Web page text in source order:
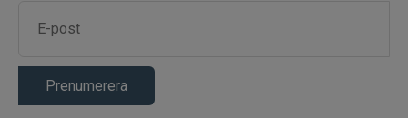
Berkley
Prenumerera